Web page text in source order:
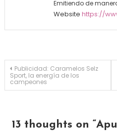
Emitiendo de
Website https://
Navegación
Publicidad: Caramelos Selz
Sport, la energía de los
campeones
13 thoughts on “